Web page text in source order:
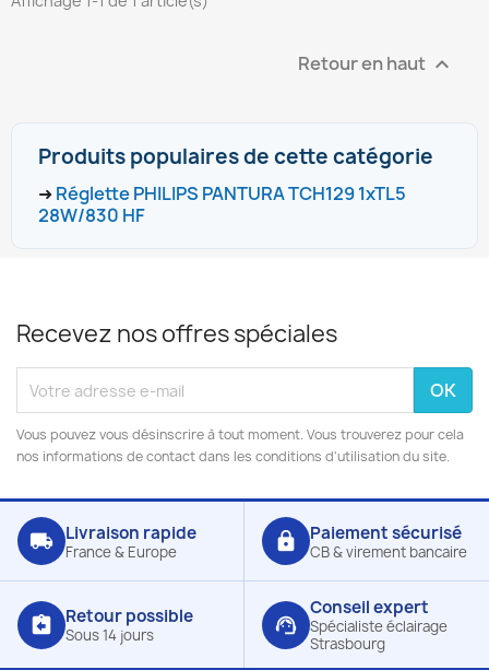
Retour en haut 
Produits populaires de cette catégorie
➜ Réglette PHILIPS PANTURA TCH129 1xTL5
28W/830 HF
Recevez nos offres spéciales
Vous pouvez vous désinscrire à tout moment. Vous trouverez pour cela
nos informations de contact dans les conditions d'utilisation du site.
local_shipping Livraison rapide
France & Europe lock Paiement sécurisé
CB & virement bancaire
assignment_return Retour possible
Sous 14 jours support_agent
Conseil expert
Spécialiste éclairage
Strasbourg